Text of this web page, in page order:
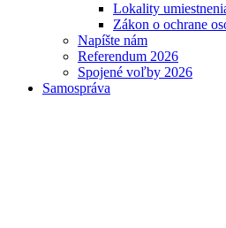
Lokality
Zákon o ochrane
Napíšte nám
Referendum 2026
Spojené voľby 2026
Samospráva